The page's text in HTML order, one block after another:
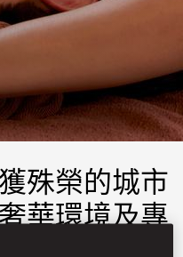
殊榮的城市
華環境及專